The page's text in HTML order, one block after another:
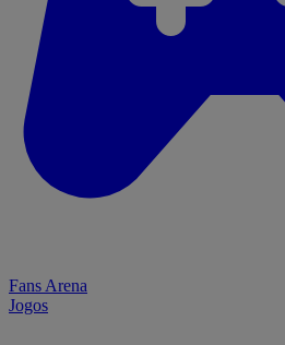
Fans Arena
Jogos